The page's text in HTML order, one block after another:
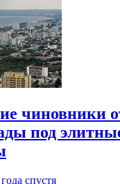
чиновники
под
спустя